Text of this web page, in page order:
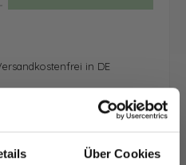
Über Cookies
in DE